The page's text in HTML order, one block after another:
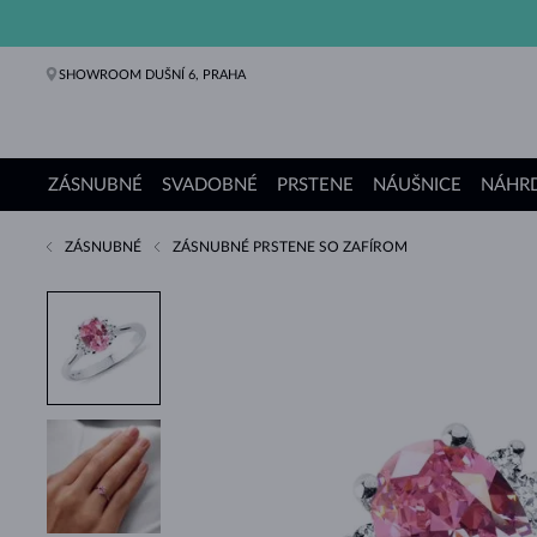
SHOWROOM DUŠNÍ 6, PRAHA
ZÁSNUBNÉ
Zásnubné prstene
SVADOBNÉ
Svadobné obrúčky
PRSTENE
Prstene
NÁUŠNICE
Náušnice
Náhrdelníky
Náramky
Perly
Šperky
Darčeky
Kolekcie KLENOTA
ZÁSNUBNÉ ZÁSNUBNÉ PRSTENE SO ZAFÍROM